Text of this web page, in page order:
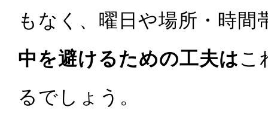
もなく、曜日や場所・時間
中を避けるための工夫はこ
るでしょう。